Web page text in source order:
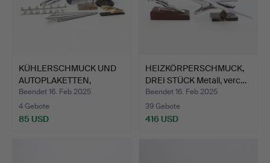
KÜHLERSCHMUCK UND
AUTOPLAKETTEN,
ACHTTEILI…
Beendet 16. Feb 2025
4 Gebote
85 USD
HEIZKÖRPERSCHMUCK,
DREI STÜCK Metall, verc…
Beendet 16. Feb 2025
39 Gebote
416 USD